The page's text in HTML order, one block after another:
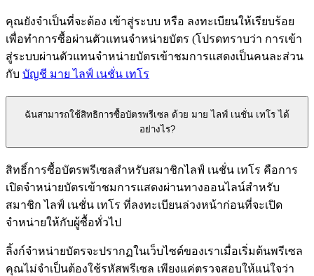
คุณยังจำเป็นที่จะต้อง เข้าสู่ระบบ หรือ ลงทะเบียนให้เรียบร้อย
เพื่อทำการซื้อผ่านตัวแทนจำหน่ายบัตร (โปรดทราบว่า การเข้า
สู่ระบบผ่านตัวแทนจำหน่ายบัตรเข้าชมการแสดงเป็นคนละส่วน
กับ บัญชี มาย ไลฟ์ เนชั่น เทโร
ฉันสามารถใช้สิทธิการซื้อบัตรพรีเซล ด้วย มาย ไลฟ์ เนชั่น เทโร ได้
อย่างไร?
สิทธิ์การซื้อบัตรพรีเซลสำหรับสมาชิกไลฟ์ เนชั่น เทโร คือการ
เปิดจำหน่ายบัตรเข้าชมการแสดงผ่านทางออนไลน์สําหรับ
สมาชิก ไลฟ์ เนชั่น เทโร ที่ลงทะเบียนล่วงหน้าก่อนที่จะเปิด
จำหน่ายให้กับผู้ซื้อทั่วไป
ลิ้งก์จำหน่ายบัตรจะปรากฏในเว็บไซต์ของเราเมื่อเริ่มต้นพรีเซล
คุณไม่จําเป็นต้องใช้รหัสพรีเซล เพียงแค่ตรวจสอบให้แน่ใจว่า